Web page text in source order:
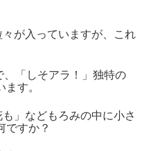
々が入っていますが、これ
「しそアラ！」独特の
す。
も」などもろみの中に小さ
ですか？